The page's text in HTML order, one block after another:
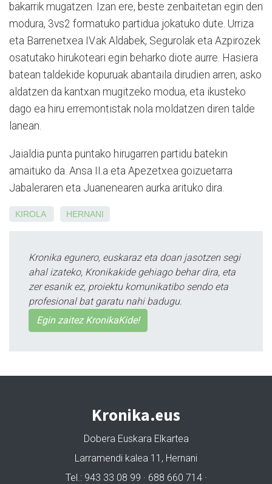
bakarrik mugatzen. Izan ere, beste zenbaitetan egin den
modura, 3vs2 formatuko partidua jokatuko dute. Urriza
eta Barrenetxea IV.ak Aldabek, Segurolak eta Azpirozek
osatutako hirukoteari egin beharko diote aurre. Hasiera
batean taldekide kopuruak abantaila dirudien arren, asko
aldatzen da kantxan mugitzeko modua, eta ikusteko
dago ea hiru erremontistak nola moldatzen diren talde
lanean.
Jaialdia punta puntako hirugarren partidu batekin
amaituko da. Ansa II.a eta Apezetxea goizuetarra
Jabaleraren eta Juanenearen aurka arituko dira.
KIROLA HERNANI
Kronika egunero, euskaraz eta doan jasotzen segi
ahal izateko, Kronikakide gehiago behar dira, eta
zer esanik ez, proiektu komunikatibo sendo eta
profesional bat garatu nahi badugu.
Egin zaitez KronikaKide!
Kronika.eus
Dobera Euskara Elkartea
Larramendi kalea 11, Hernani
Tel.: 943 33 08 99 · 688 660 714 ·